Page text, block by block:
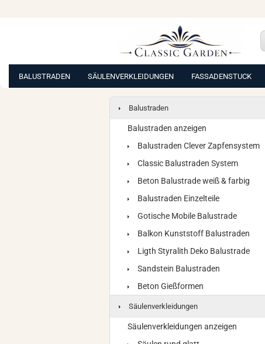
BALUSTRADEN SÄULENVERKLEIDUNGEN FASSADENSTUCK
Balustraden
Balustraden anzeigen
Balustraden Clever Zapfensystem
Classic Balustraden System
Beton Balustrade weiß & farbig
Balustraden Einzelteile
Gotische Mobile Balustrade
Balkon Kunststoff Balustraden
Ligth Styralith Deko Balustrade
Sandstein Balustraden
Beton Gießformen
Säulenverkleidungen
Säulenverkleidungen anzeigen